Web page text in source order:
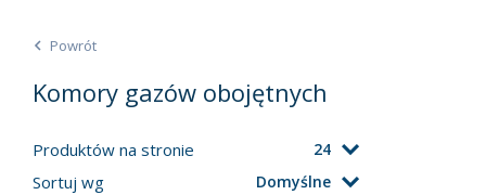
Powrót
Komory gazów obojętnych
Produktów na stronie 24
Sortuj wg Domyślne